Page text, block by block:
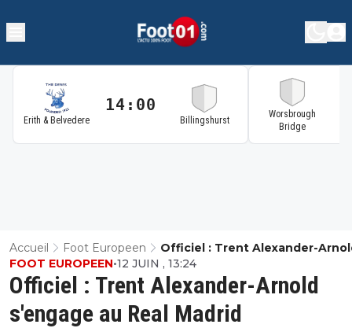
Erith & Belvedere
14:00
Billingshurst
Worsbrough
Bridge
Accueil Foot Europeen
Officiel : Trent Alexander-
S'engage Au Real Madrid
Officiel : Trent Alexander-Arnold
s'engage au Real Madrid
FOOT EUROPEEN•12 JUIN , 13:24